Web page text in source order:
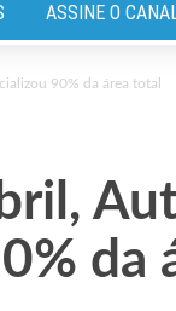
ASSINE O
90% da área total
da